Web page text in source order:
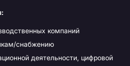
компаний
снабжению
деятельности, цифровой